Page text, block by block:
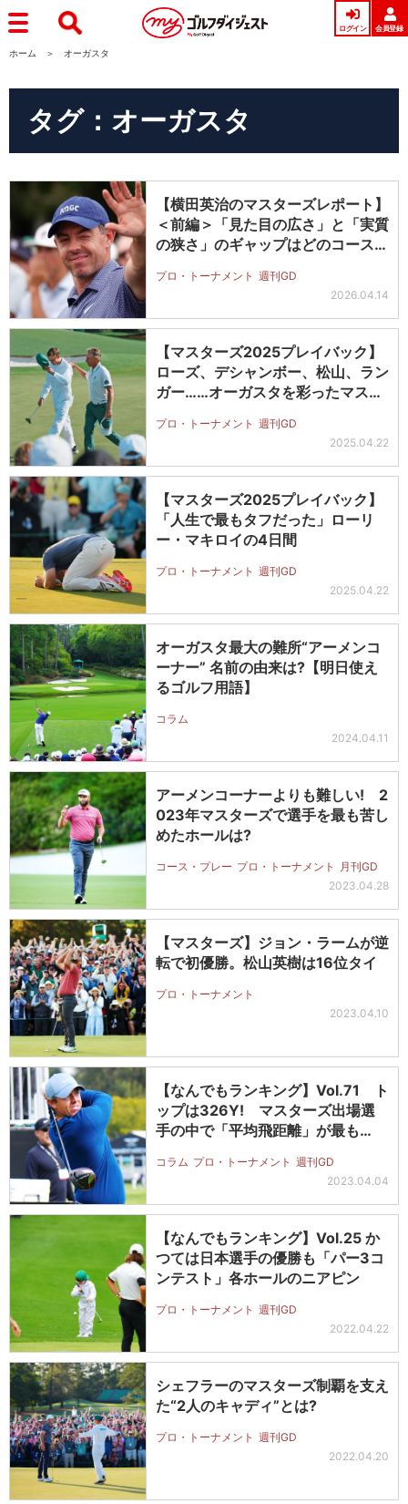
ログイン 会員登録
ホーム オーガスタ
タグ：オーガスタ
【横田英治のマスターズレポート】
＜前編＞「見た目の広さ」と「実質
の狭さ」のギャップはどのコースよ
プロ・トーナメント 週刊GD
2026.04.14
【マスターズ2025プレイバック】
ローズ、デシャンボー、松山、ラン
ガー……オーガスタを彩ったマスタ
プロ・トーナメント 週刊GD
2025.04.22
【マスターズ2025プレイバック】
「人生で最もタフだった」ローリ
ー・マキロイの4日間
プロ・トーナメント 週刊GD
2025.04.22
オーガスタ最大の難所“アーメンコ
ーナー” 名前の由来は?【明日使え
るゴルフ用語】
コラム
2024.04.11
アーメンコーナーよりも難しい! 2
023年マスターズで選手を最も苦し
めたホールは?
コース・プレー プロ・トーナメント
月刊GD
2023.04.28
【マスターズ】ジョン・ラームが逆
転で初優勝。松山英樹は16位タイ
プロ・トーナメント
2023.04.10
【なんでもランキング】Vol.71 ト
ップは326Y! マスターズ出場選
手の中で「平均飛距離」が最も…
コラム プロ・トーナメント 週刊GD
2023.04.04
【なんでもランキング】Vol.25 か
つては日本選手の優勝も「パー3コ
ンテスト」各ホールのニアピン
プロ・トーナメント 週刊GD
2022.04.22
シェフラーのマスターズ制覇を支え
た“2人のキャディ”とは?
プロ・トーナメント 週刊GD
2022.04.20